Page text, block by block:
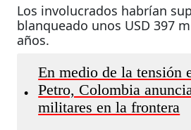
Los involucrados habrían
blanqueado unos USD 397
años.
•
En medio de la tensión
Petro, Colombia
militares en la frontera